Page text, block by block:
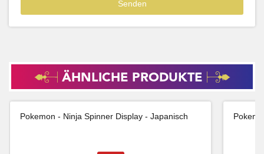
ÄHNLICHE PRODUKTE
Pokemon - Ninja Spinner Display - Japanisch